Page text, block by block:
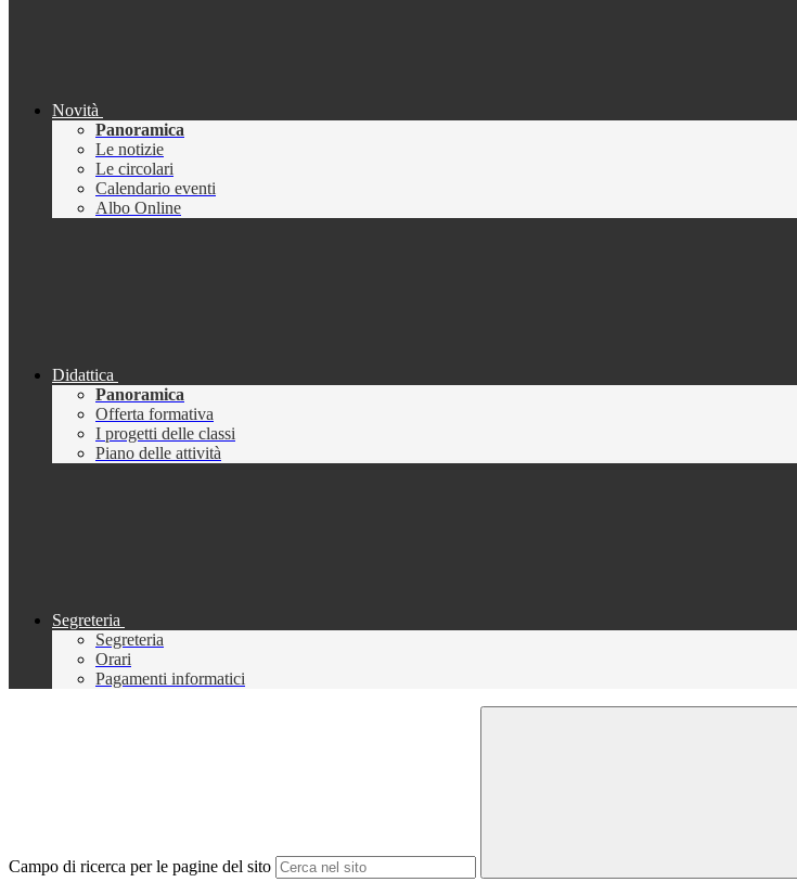
Novità
Panoramica
Le notizie
Le circolari
Calendario eventi
Albo Online
Didattica
Panoramica
Offerta formativa
I progetti delle classi
Piano delle attività
Segreteria
Segreteria
Orari
Pagamenti informatici
Campo di ricerca per le pagine del sito